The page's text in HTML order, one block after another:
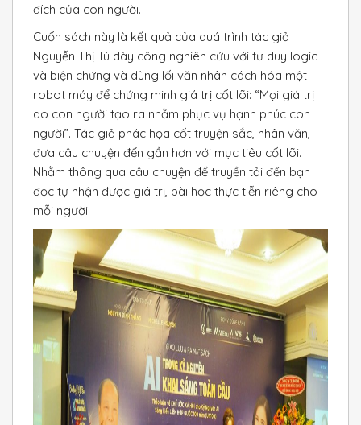
đích của con người.
Cuốn sách này là kết quả của quá trình tác giả
Nguyễn Thị Tú dày công nghiên cứu với tư duy logic
và biện chứng và dùng lối văn nhân cách hóa một
robot máy để chứng minh giá trị cốt lõi: “Mọi giá trị
do con người tạo ra nhằm phục vụ hạnh phúc con
người”. Tác giả phác họa cốt truyện sắc, nhân văn,
đưa câu chuyện đến gần hơn với mục tiêu cốt lõi.
Nhằm thông qua câu chuyện để truyền tải đến bạn
đọc tự nhận được giá trị, bài học thực tiễn riêng cho
mỗi người.